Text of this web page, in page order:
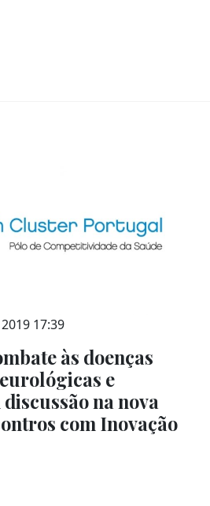
17:39
às doenças
e
na nova
com Inovação